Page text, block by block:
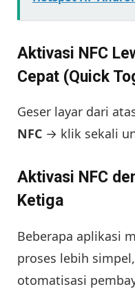
Aktivasi NFC
Cepat (Quick
Geser layar dari
NFC → klik sekali
Aktivasi NFC
Ketiga
Beberapa aplikasi
proses lebih
otomatisasi